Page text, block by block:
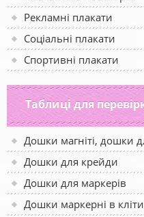
Рекламні плакати
Соціальні плакати
Спортивні плакати
Таблиці для
Дошки магніті, дошки
Дошки для крейди
Дошки для маркерів
Дошки маркерні в